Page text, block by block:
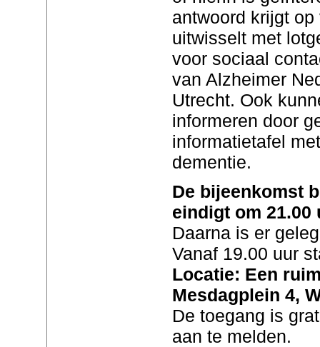
antwoord krijgt
uitwisselt met
voor sociaal
van Alzheimer
Utrecht. Ook
informeren door
informatietafel
dementie.
De bijeenkomst
eindigt om 21.00
Daarna is er
Vanaf 19.00 uur
Locatie: Een
Mesdagplein 4,
De toegang is
aan te melden.